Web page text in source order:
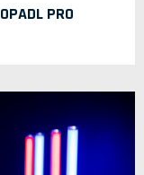
PRO